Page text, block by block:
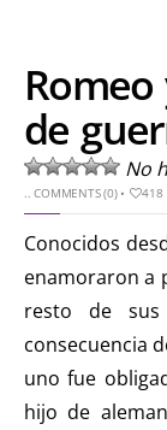
de
No
..COMMENTS (0)• 418
Conocidos
enamoraron a
resto de
consecuencia
uno fue
hijo de